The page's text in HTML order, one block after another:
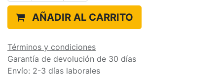
AÑADIR AL CARRITO
Términos y condiciones
Garantía de devolución de 30 días
Envío: 2-3 días laborales